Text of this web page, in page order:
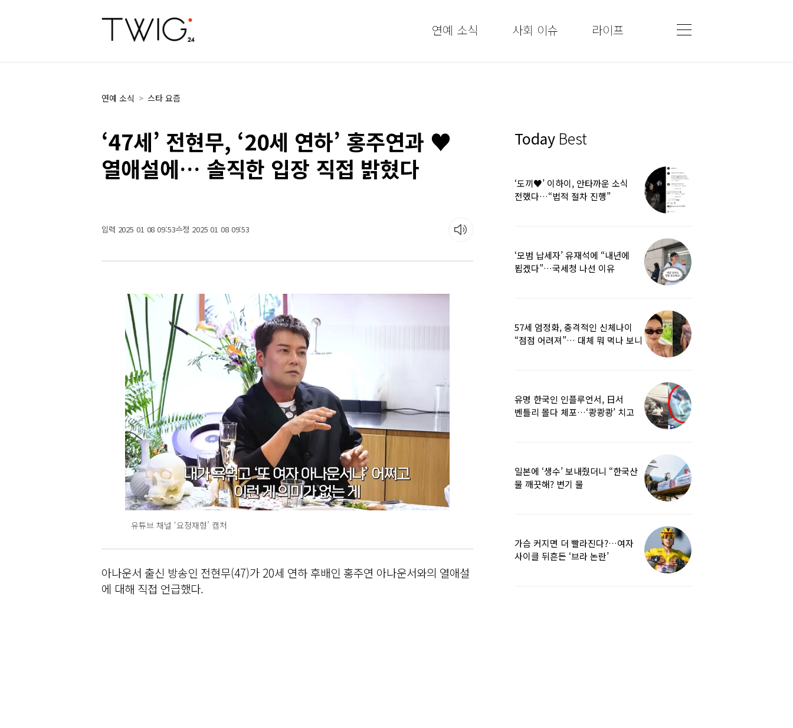
연예 소식 사회 이슈 라이프
연예 소식 > 스타 요즘
‘47세’ 전현무, ‘20세 연하’ 홍주연과 ♥
열애설에… 솔직한 입장 직접 밝혔다
입력 2025 01 08 09:53수정 2025 01 08 09:53
유튜브 채널 ‘요정재형’ 캡처
아나운서 출신 방송인 전현무(47)가 20세 연하 후배인 홍주연 아나운서와의 열애설
에 대해 직접 언급했다.
Today Best
‘도끼♥’ 이하이, 안타까운 소식
전했다…“법적 절차 진행”
‘모범 납세자’ 유재석에 “내년에
뵙겠다”…국세청 나선 이유
57세 엄정화, 충격적인 신체나이
“점점 어려져”… 대체 뭐 먹나 보니
유명 한국인 인플루언서, 日서
벤틀리 몰다 체포…‘쾅쾅쾅’ 치고
일본에 ‘생수’ 보내줬더니 “한국산
물 깨끗해? 변기 물
가슴 커지면 더 빨라진다?…여자
사이클 뒤흔든 ‘브라 논란’